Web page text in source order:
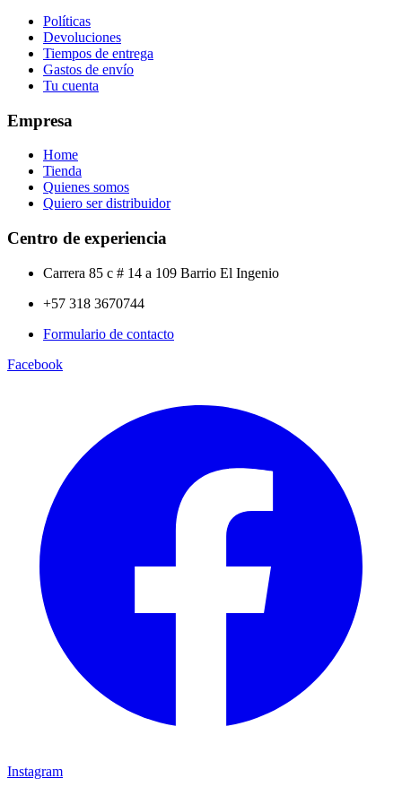
Políticas
Devoluciones
Tiempos de entrega
Gastos de envío
Tu cuenta
Empresa
Home
Tienda
Quienes somos
Quiero ser distribuidor
Centro de experiencia
Carrera 85 c # 14 a 109 Barrio El Ingenio
+57 318 3670744
Formulario de contacto
Facebook
Instagram